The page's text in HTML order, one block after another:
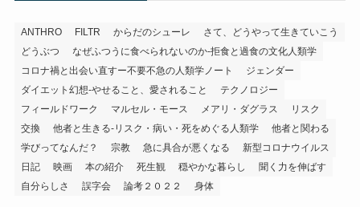
ANTHRO FILTR からだのシューレ
さて、どうやって生きていこう
どうぶつ
なぜふつうに食べられないのか-拒食と過食の文化人類学
コロナ禍と出会い直すー不要不急の人類学ノート
ジェンダー
ダイエット幻想-やせること、愛されること
テクノロジー
フィールドワーク
マルセル・モース メアリ・ダグラス
リスク
交換
他者と生きる-リスク・病い・死をめぐる人類学
他者と関わる
学びってなんだ？
宗教 急に具合が悪くなる
新型コロナウイルス
日記
映画 本の紹介 死生観 穏やかな暮らし
聞く力を伸ばす
自分らしさ
誤字会 論考２０２２ 身体